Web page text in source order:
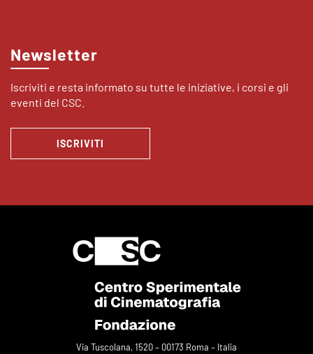
Newsletter
Iscriviti e resta informato su tutte le iniziative, i corsi e gli
eventi del CSC.
ISCRIVITI
Via Tuscolana, 1520 – 00173 Roma – Italia